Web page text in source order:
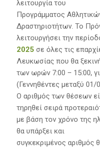
λειτουργία του
Προγράμματος
Δραστηριοτήτων. Το
λειτουργήσει την
2025 σε όλες τις
Λευκωσίας που θα
των ωρών 7:00 – 15:00,
(Γεννηθέντες μεταξύ
Ο αριθμός των θέσεων
τηρηθεί σειρά
με βάση τον χρόνο της
θα υπάρξει και
συγκεκριμένος αριθμός